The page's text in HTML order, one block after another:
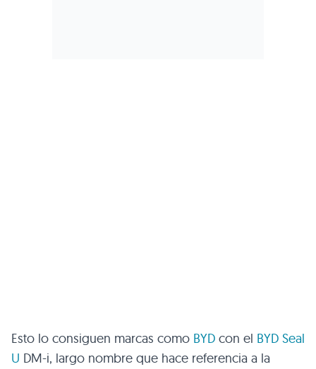
Esto lo consiguen marcas como BYD con el BYD Seal
U DM-i, largo nombre que hace referencia a la